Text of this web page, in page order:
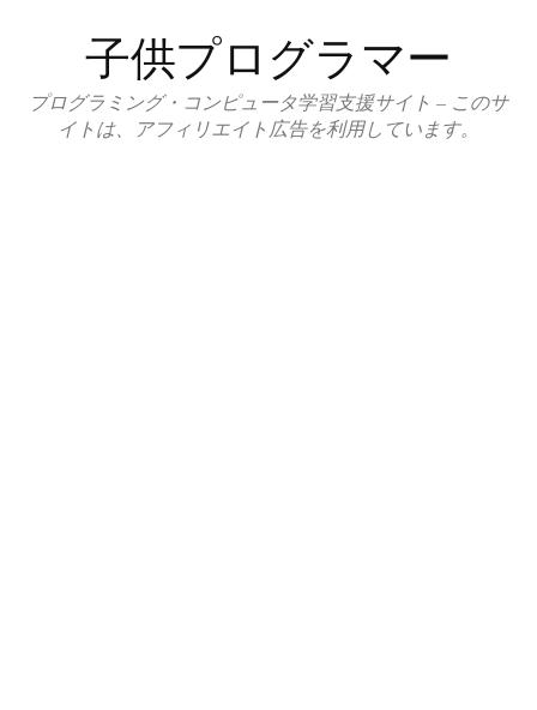
ン
子供プログラマー
プログラミング・コンピュータ学習支援サイト – このサ
イトは、アフィリエイト広告を利用しています。